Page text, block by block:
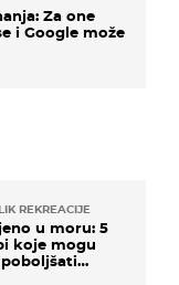
REKREACIJE
u moru: 5
koje mogu
Za one
i Google može